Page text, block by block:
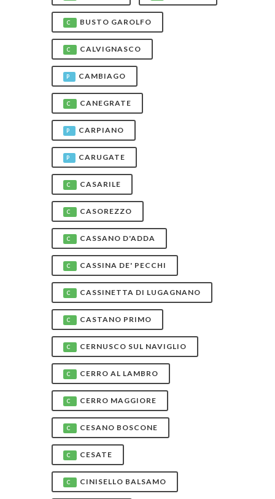
C BUSTO GAROLFO
C CALVIGNASCO
P CAMBIAGO
C CANEGRATE
P CARPIANO
P CARUGATE
C CASARILE
C CASOREZZO
C CASSANO D'ADDA
C CASSINA DE' PECCHI
C CASSINETTA DI LUGAGNANO
C CASTANO PRIMO
C CERNUSCO SUL NAVIGLIO
C CERRO AL LAMBRO
C CERRO MAGGIORE
C CESANO BOSCONE
C CESATE
C CINISELLO BALSAMO